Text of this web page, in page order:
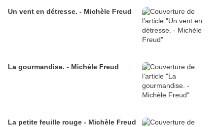
Un vent en détresse. - Michèle Freud
La gourmandise. - Michèle Freud
La petite feuille rouge - Michèle Freud